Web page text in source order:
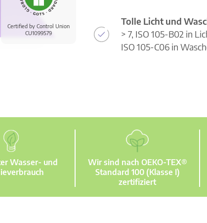
Certified by Control Union
CU1099579
Tolle Licht und
> 7, ISO 105-B02 in
ISO 105-C06 in
Wasser- und
Wir sind nach OEKO-TEX®
Standard 100 (Klasse I)
zertifiziert